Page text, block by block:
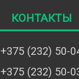
Контакты
+375 (232) 50-
+375 (232) 50-